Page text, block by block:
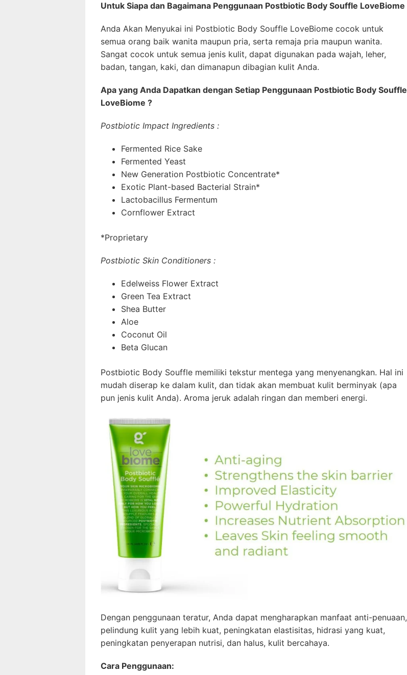
Untuk Siapa dan Bagaimana Penggunaan Postbiotic Body Souffle LoveBiome
Anda Akan Menyukai ini Postbiotic Body Souffle LoveBiome cocok untuk
semua orang baik wanita maupun pria, serta remaja pria maupun wanita.
Sangat cocok untuk semua jenis kulit, dapat digunakan pada wajah, leher,
badan, tangan, kaki, dan dimanapun dibagian kulit Anda.
Apa yang Anda Dapatkan dengan Setiap Penggunaan Postbiotic Body Souffle
LoveBiome ?
Postbiotic Impact Ingredients :
Fermented Rice Sake
Fermented Yeast
New Generation Postbiotic Concentrate*
Exotic Plant-based Bacterial Strain*
Lactobacillus Fermentum
Cornflower Extract
*Proprietary
Postbiotic Skin Conditioners :
Edelweiss Flower Extract
Green Tea Extract
Shea Butter
Aloe
Coconut Oil
Beta Glucan
Postbiotic Body Souffle memiliki tekstur mentega yang menyenangkan. Hal ini
mudah diserap ke dalam kulit, dan tidak akan membuat kulit berminyak (apa
pun jenis kulit Anda). Aroma jeruk adalah ringan dan memberi energi.
Dengan penggunaan teratur, Anda dapat mengharapkan manfaat anti-penuaan,
pelindung kulit yang lebih kuat, peningkatan elastisitas, hidrasi yang kuat,
peningkatan penyerapan nutrisi, dan halus, kulit bercahaya.
Cara Penggunaan: